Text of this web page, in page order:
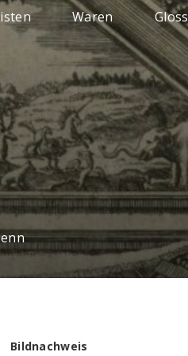
Waren
Bildnachweis